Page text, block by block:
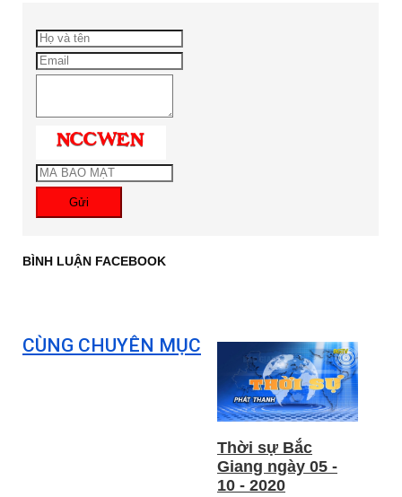
Gửi
BÌNH LUẬN FACEBOOK
CÙNG CHUYÊN MỤC
Thời sự Bắc
Giang ngày 05 -
10 - 2020